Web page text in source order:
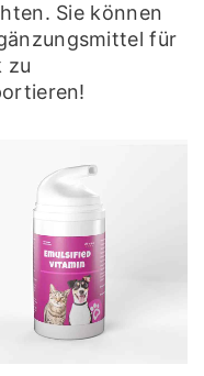
Sie können
für
zu